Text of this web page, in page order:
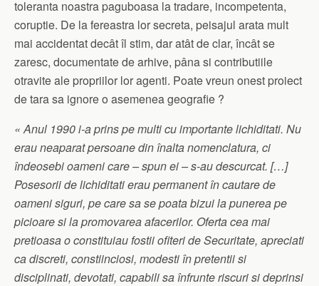
toleranta noastra paguboasa la tradare, incompetenta,
coruptie. De la fereastra lor secreta, peisajul arata mult
mai accidentat decât îl stim, dar atât de clar, încât se
zaresc, documentate de arhive, pâna si contributiile
otravite ale propriilor lor agenti. Poate vreun onest proiect
de tara sa ignore o asemenea geografie ?
« Anul 1990 i-a prins pe multi cu importante lichiditati. Nu
erau neaparat persoane din înalta nomenclatura, ci
îndeosebi oameni care – spun ei – s-au descurcat. […]
Posesorii de lichiditati erau permanent în cautare de
oameni siguri, pe care sa se poata bizui la punerea pe
picioare si la promovarea afacerilor. Oferta cea mai
pretioasa o constituiau fostii ofiteri de Securitate, apreciati
ca discreti, constiinciosi, modesti în pretentii si
disciplinati, devotati, capabili sa înfrunte riscuri si deprinsi